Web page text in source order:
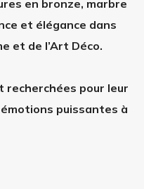
en bronze, marbre
et élégance dans
et de l’Art Déco.
recherchées pour leur
puissantes à